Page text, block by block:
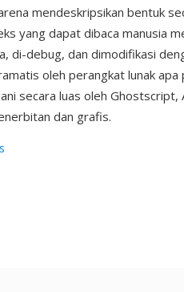
mendeskripsikan bentuk
yang dapat dibaca manusia
di-debug, dan dimodifikasi
oleh perangkat lunak
secara luas oleh Ghostscript,
dan grafis.